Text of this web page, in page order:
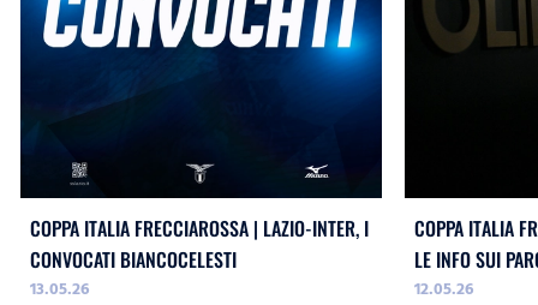
COPPA ITALIA FRECCIAROSSA | LAZIO-INTER, I
CONVOCATI BIANCOCELESTI
13.05.26
COPPA ITALIA
LE INFO SUI
12.05.26